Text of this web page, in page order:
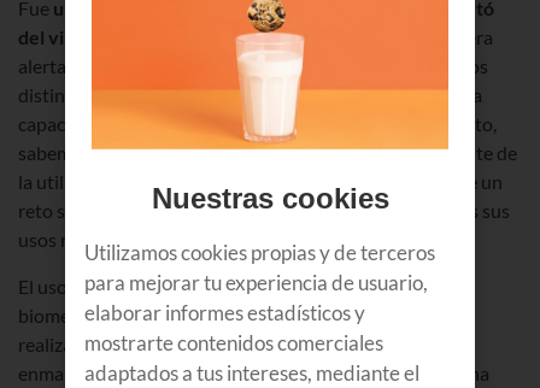
Fue una empresa de IA canadiense
la que primero alertó
del virus
, 9 días antes de que la OMS publicara su primera
alerta; lo hizo basándose en unos 100 conjuntos de datos
distintos provenientes de todo tipo de fuentes y con una
capacidad que ningún humano podría igualar. Por lo tanto,
sabemos que desde un primer momento se fue consciente de
la utilidad de las soluciones de inteligencia artificial ante un
reto sanitario de grandes dimensiones y desde entonces sus
usos no han dejado de incrementarse y mejorarse.
El uso de aplicaciones informáticas y estadísticas en la
biomedicina y en la investigación es algo que se viene
realizando hace tiempo, y en esta misma línea podemos
enmarcar ahora el uso de la Inteligencia Artificial, con una
Nuestras cookies
Utilizamos cookies propias y de terceros
para mejorar tu experiencia de usuario,
elaborar informes estadísticos y
mostrarte contenidos comerciales
adaptados a tus intereses, mediante el